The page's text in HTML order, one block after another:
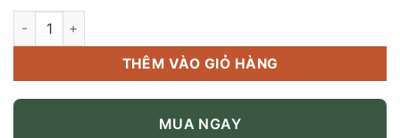
Vang Ý Giuseppe Rosso 3L BIB số lượng
THÊM VÀO GIỎ HÀNG
MUA NGAY